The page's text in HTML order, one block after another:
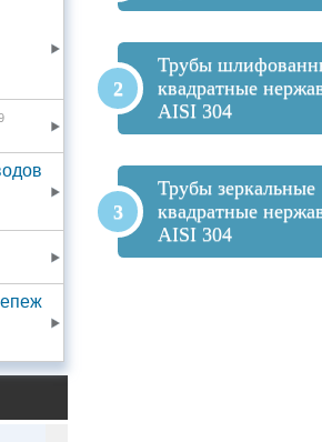
Трубы
квадратные
AISI 304
Трубы зеркальные
квадратные
AISI 304